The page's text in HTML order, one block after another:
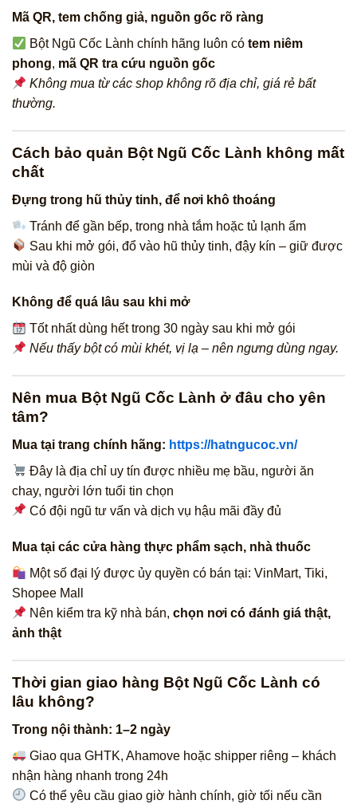
Mã QR, tem chống giả, nguồn gốc rõ ràng
Bột Ngũ Cốc Lành chính hãng luôn cótem niêm
phong, mã QR tra cứu nguồn gốc
Không mua từ các shop không rõ địa chỉ, giá rẻ bất
thường.
Cách bảo quản Bột Ngũ Cốc Lành không mất
chất
Đựng trong hũ thủy tinh, để nơi khô thoáng
Tránh để gần bếp, trong nhà tắm hoặc tủ lạnh ẩm
Sau khi mở gói, đổ vào hũ thủy tinh, đậy kín – giữ được
mùi và độ giòn
Không để quá lâu sau khi mở
Tốt nhất dùng hết trong 30 ngày sau khi mở gói
Nếu thấy bột có mùi khét, vị lạ – nên ngưng dùng ngay.
Nên mua Bột Ngũ Cốc Lành ở đâu cho yên
tâm?
Mua tại trang chính hãng: https://hatngucoc.vn/
Đây là địa chỉ uy tín được nhiều mẹ bầu, người ăn
chay, người lớn tuổi tin chọn
Có đội ngũ tư vấn và dịch vụ hậu mãi đầy đủ
Mua tại các cửa hàng thực phẩm sạch, nhà thuốc
Một số đại lý được ủy quyền có bán tại: VinMart, Tiki,
Shopee Mall
Nên kiểm tra kỹ nhà bán,chọn nơi có đánh giá thật,
ảnh thật
Thời gian giao hàng Bột Ngũ Cốc Lành có
lâu không?
Trong nội thành: 1–2 ngày
Giao qua GHTK, Ahamove hoặc shipper riêng – khách
nhận hàng nhanh trong 24h
Có thể yêu cầu giao giờ hành chính, giờ tối nếu cần